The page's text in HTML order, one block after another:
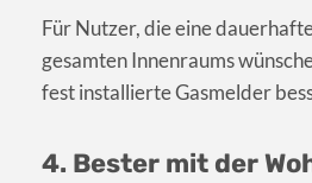
Für Nutzer, die eine
gesamten Innenraums
fest installierte Gasmelder
4. Bester mit der